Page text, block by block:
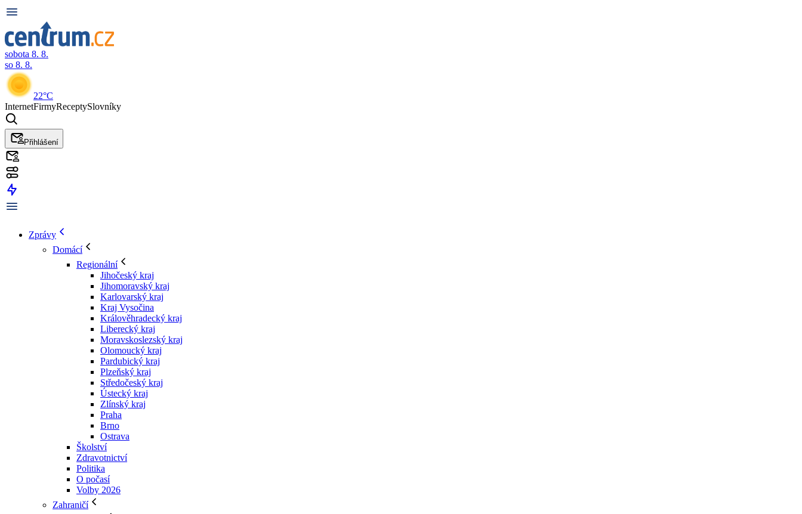
sobota 8. 8.
so 8. 8.
22°C
InternetFirmyReceptySlovníky
Přihlášení
Zprávy
Domácí
Regionální
Jihočeský kraj
Jihomoravský kraj
Karlovarský kraj
Kraj Vysočina
Králověhradecký kraj
Liberecký kraj
Moravskoslezský kraj
Olomoucký kraj
Pardubický kraj
Plzeňský kraj
Středočeský kraj
Ústecký kraj
Zlínský kraj
Praha
Brno
Ostrava
Školství
Zdravotnictví
Politika
O počasí
Volby 2026
Zahraničí